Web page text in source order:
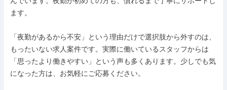
ます。
「夜勤があるから不安」という理由だけで選択肢から外すのは、
もったいない求人案件です。実際に働いているスタッフからは
「思ったより働きやすい」という声も多くあります。少しでも気
になった方は、お気軽にご応募ください。